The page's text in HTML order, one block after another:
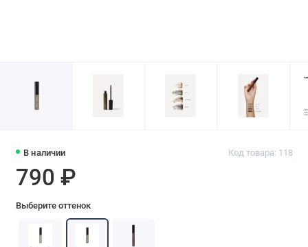
В наличии Код товара: 118
790 ₽
Выберите оттенок